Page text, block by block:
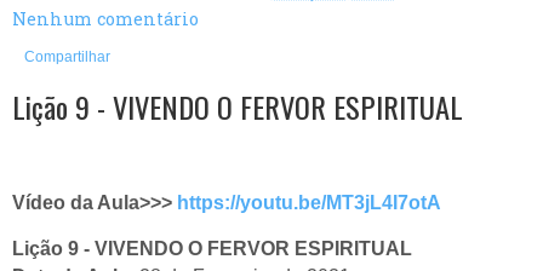
Nenhum comentário
Compartilhar
Lição 9 - VIVENDO O FERVOR ESPIRITUAL
Vídeo da Aula>>> https://youtu.be/MT3jL4I7otA
Lição 9 - VIVENDO O FERVOR ESPIRITUAL